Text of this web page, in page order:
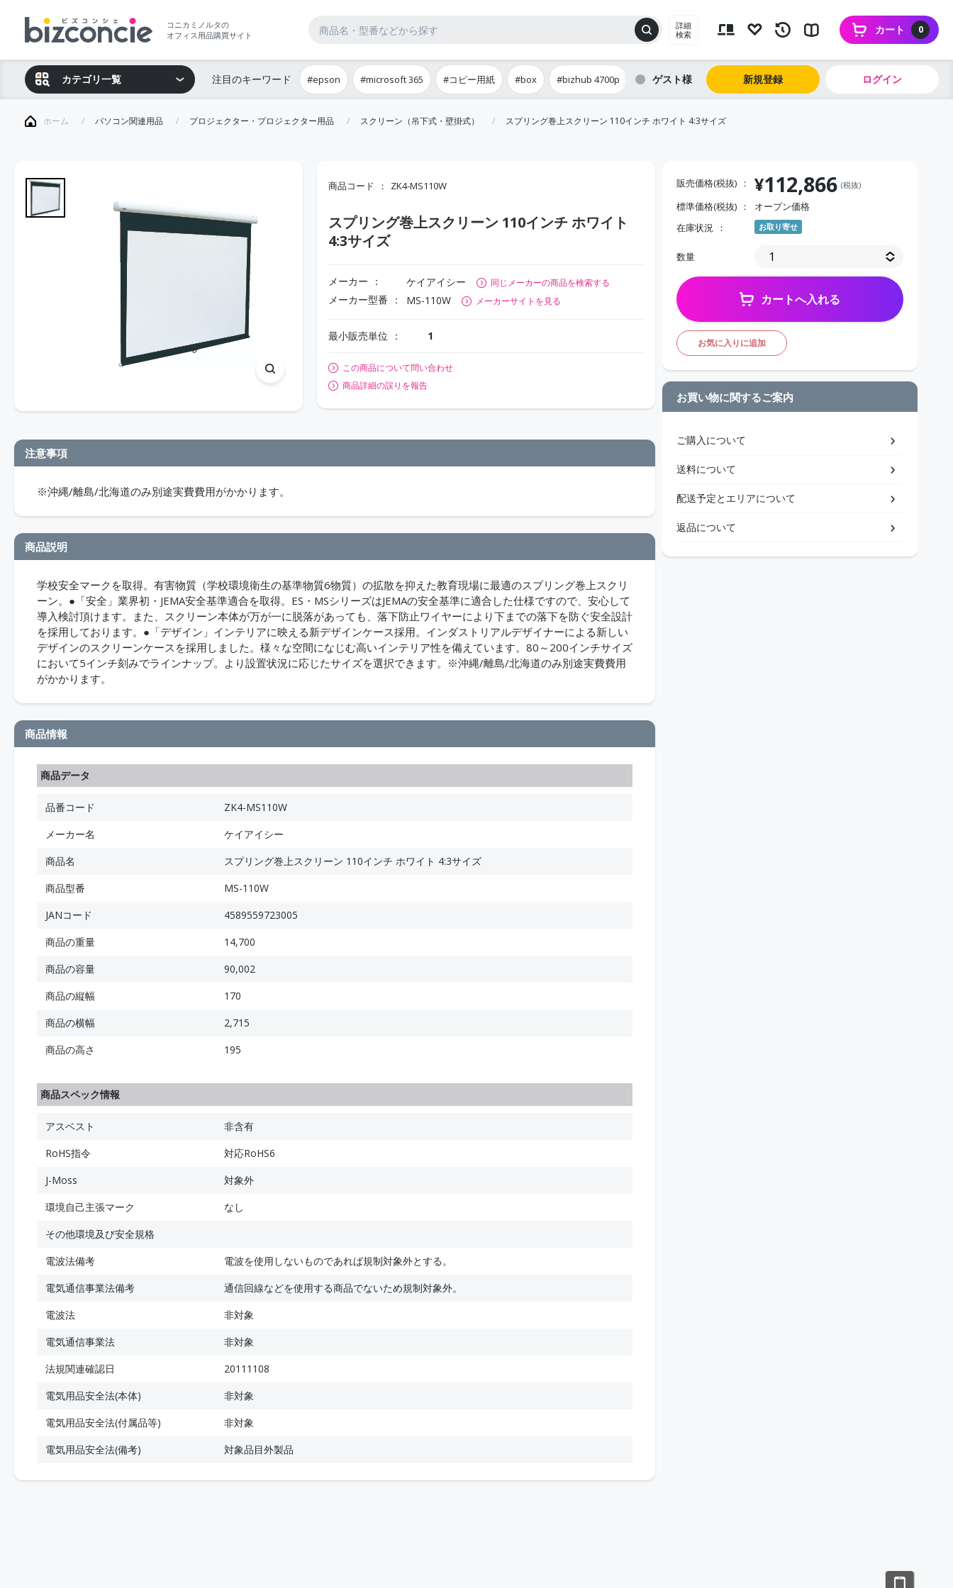
コニカミノルタの
オフィス用品購買サイト
詳細
検索
0
カート
カテゴリ一覧 注目のキーワード #epson #microsoft 365 #コピー用紙 #box #bizhub 4700p ゲスト 新規登録 ログイン
ホーム パソコン関連用品 プロジェクター・プロジェクター用品 スクリーン（吊下式・壁掛式） スプリング巻上スクリーン 110インチ ホワイト 4:3サイズ
商品コード ZK4-MS110W
スプリング巻上スクリーン 110インチ ホワイト
4:3サイズ
メーカー ケイアイシー 同じメーカーの商品を検索する
メーカー型番 MS-110W メーカーサイトを見る
最小販売単位 1
この商品について問い合わせ
商品詳細の誤りを報告
注意事項
※沖縄/離島/北海道のみ別途実費費用がかかります。
商品説明
学校安全マークを取得。有害物質（学校環境衛生の基準物質6物質）の拡散を抑えた教育現場に最適のスプリング巻上スクリ
ーン。●「安全」業界初・JEMA安全基準適合を取得。ES・MSシリーズはJEMAの安全基準に適合した仕様ですので、安心して
導入検討頂けます。また、スクリーン本体が万が一に脱落があっても、落下防止ワイヤーにより下までの落下を防ぐ安全設計
を採用しております。●「デザイン」インテリアに映える新デザインケース採用。インダストリアルデザイナーによる新しい
デザインのスクリーンケースを採用しました。様々な空間になじむ高いインテリア性を備えています。80～200インチサイズ
において5インチ刻みでラインナップ。より設置状況に応じたサイズを選択できます。※沖縄/離島/北海道のみ別途実費費用
がかかります。
商品情報
商品データ
品番コード
ZK4-MS110W
メーカー名
ケイアイシー
商品名
スプリング巻上スクリーン 110インチ ホワイト 4:3サイズ
商品型番
MS-110W
JANコード
4589559723005
商品の重量
14,700
商品の容量
90,002
商品の縦幅
170
商品の横幅
2,715
商品の高さ
195
商品スペック情報
アスベスト
非含有
RoHS指令
対応RoHS6
J-Moss
対象外
環境自己主張マーク
なし
その他環境及び安全規格
電波法備考
電波を使用しないものであれば規制対象外とする。
電気通信事業法備考
通信回線などを使用する商品でないため規制対象外。
電波法
非対象
電気通信事業法
非対象
法規関連確認日
20111108
電気用品安全法(本体)
非対象
電気用品安全法(付属品等)
非対象
電気用品安全法(備考)
対象品目外製品
販売価格(税抜) ¥112,866 (税抜)
標準価格(税抜)
オープン価格
在庫状況
お取り寄せ
数量
カートへ入れる
お気に入りに追加
お買い物に関するご案内
ご購入について
送料について
配送予定とエリアについて
返品について